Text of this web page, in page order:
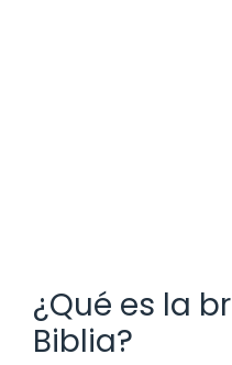
¿Qué es la
Biblia?